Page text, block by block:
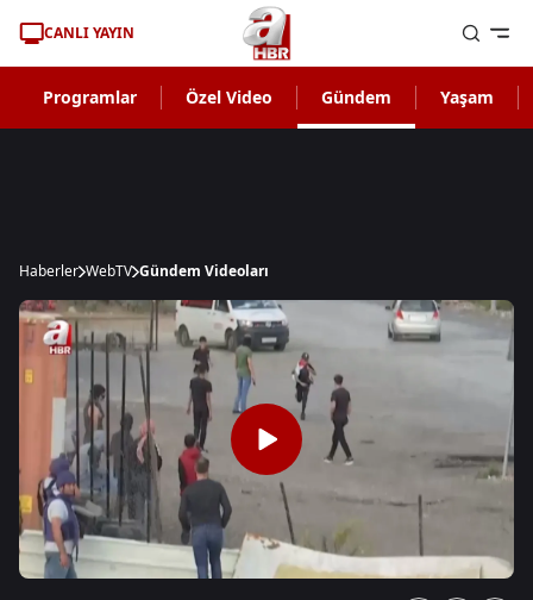
CANLI YAYIN
Programlar Özel Video Gündem Yaşam
Haberler WebTV Gündem Videoları